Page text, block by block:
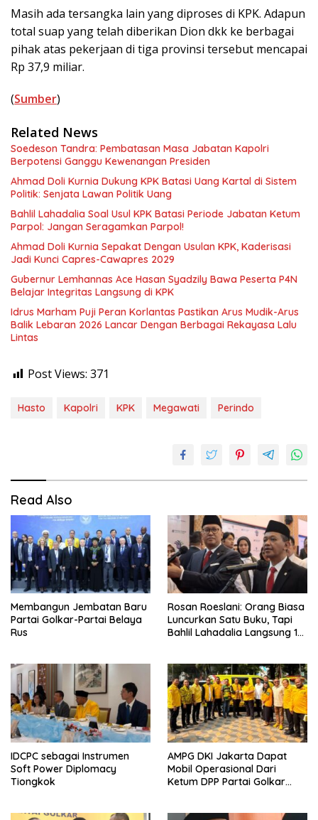
Masih ada tersangka lain yang diproses di KPK. Adapun
total suap yang telah diberikan Dion dkk ke berbagai
pihak atas pekerjaan di tiga provinsi tersebut mencapai
Rp 37,9 miliar.
(Sumber)
Related News
Soedeson Tandra: Pembatasan Masa Jabatan Kapolri
Berpotensi Ganggu Kewenangan Presiden
Ahmad Doli Kurnia Dukung KPK Batasi Uang Kartal di Sistem
Politik: Senjata Lawan Politik Uang
Bahlil Lahadalia Soal Usul KPK Batasi Periode Jabatan Ketum
Parpol: Jangan Seragamkan Parpol!
Ahmad Doli Kurnia Sepakat Dengan Usulan KPK, Kaderisasi
Jadi Kunci Capres-Cawapres 2029
Gubernur Lemhannas Ace Hasan Syadzily Bawa Peserta P4N
Belajar Integritas Langsung di KPK
Idrus Marham Puji Peran Korlantas Pastikan Arus Mudik-Arus
Balik Lebaran 2026 Lancar Dengan Berbagai Rekayasa Lalu
Lintas
Post Views: 371
Hasto Kapolri KPK Megawati Perindo
Read Also
Membangun Jembatan Baru
Partai Golkar-Partai Belaya
Rus
Rosan Roeslani: Orang Biasa
Luncurkan Satu Buku, Tapi
Bahlil Lahadalia Langsung 10
IDCPC sebagai Instrumen
Soft Power Diplomacy
Tiongkok
AMPG DKI Jakarta Dapat
Mobil Operasional Dari
Ketum DPP Partai Golkar